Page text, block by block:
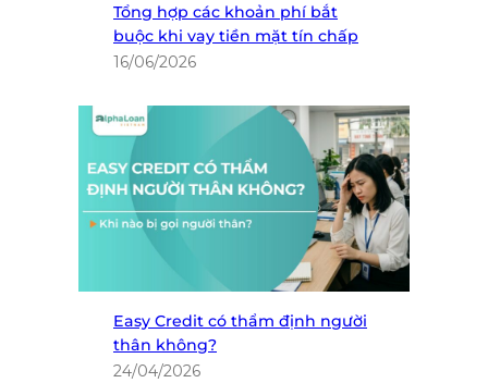
Tổng hợp các khoản phí bắt
buộc khi vay tiền mặt tín chấp
16/06/2026
Easy Credit có thẩm định người
thân không?
24/04/2026